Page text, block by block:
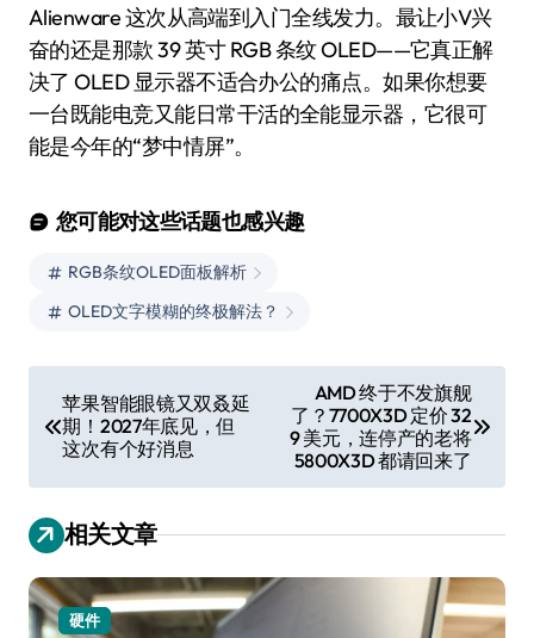
Alienware 这次从高端到入门全线发力。最让小V兴
奋的还是那款 39 英寸 RGB 条纹 OLED——它真正解
决了 OLED 显示器不适合办公的痛点。如果你想要
一台既能电竞又能日常干活的全能显示器，它很可
能是今年的“梦中情屏”。
您可能对这些话题也感兴趣
RGB条纹OLED面板解析
OLED文字模糊的终极解法？
章
苹果智能眼镜又双叒延
期！2027年底见，但
这次有个好消息
AMD 终于不发旗舰
了？7700X3D 定价 32
9 美元，连停产的老将
5800X3D 都请回来了
相关文章
硬件